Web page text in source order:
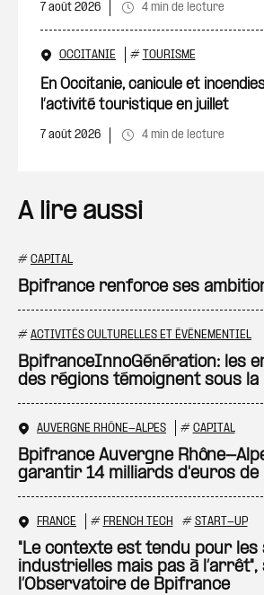
7 août 2026 4 min de lecture
OCCITANIE # TOURISME
En Occitanie, canicule et
l’activité touristique en juillet
7 août 2026 4 min de lecture
A lire aussi
# CAPITAL
Bpifrance renforce ses
# ACTIVITÉS CULTURELLES ET ÉVÉNEMENTIEL
BpifranceInnoGénération: les
des régions témoignent sous la
AUVERGNE RHÔNE-ALPES # CAPITAL
Bpifrance Auvergne Rhône-
garantir 14 milliards d'euros
FRANCE # FRENCH TECH # START-UP
"Le contexte est tendu pour
industrielles mais pas à l’arrêt",
l’Observatoire de Bpifrance